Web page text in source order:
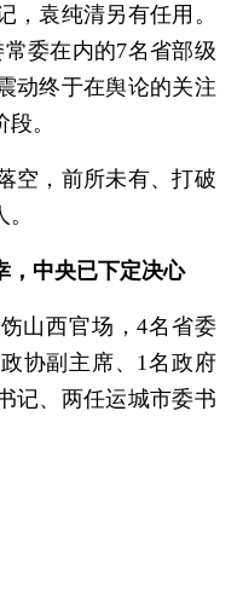
，袁纯清另有任用。
委在内的7名省部级
动终于在舆论的关注
。
，前所未有、打破
，中央已下定决心
西官场，4名省委
协副主席、1名政府
记、两任运城市委书